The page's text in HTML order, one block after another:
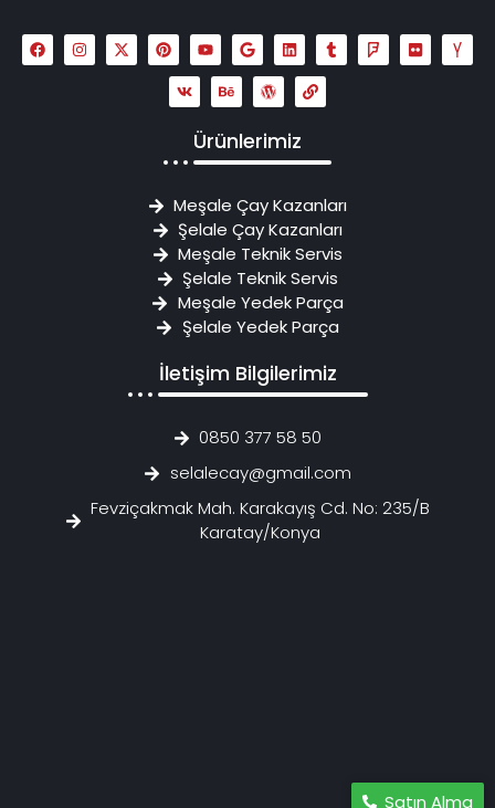
Ürünlerimiz
Meşale Çay Kazanları
Şelale Çay Kazanları
Meşale Teknik Servis
Şelale Teknik Servis
Meşale Yedek Parça
Şelale Yedek Parça
İletişim Bilgilerimiz
0850 377 58 50
selalecay@gmail.com
Fevziçakmak Mah. Karakayış Cd. No: 235/B
Karatay/Konya
Satın Alma